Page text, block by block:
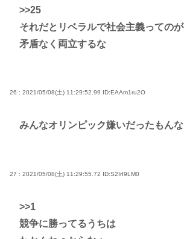
>>25
それだとリベラルで社会主義ってのが
矛盾なく両立するな
26 : 2021/05/08(土) 11:29:52.99 ID:EAAm1ru2O
みんなオリンピック嫌いだったもんな
27 : 2021/05/08(土) 11:29:55.72 ID:S2IrI9LM0
>>1
競争に勝ってるうちは